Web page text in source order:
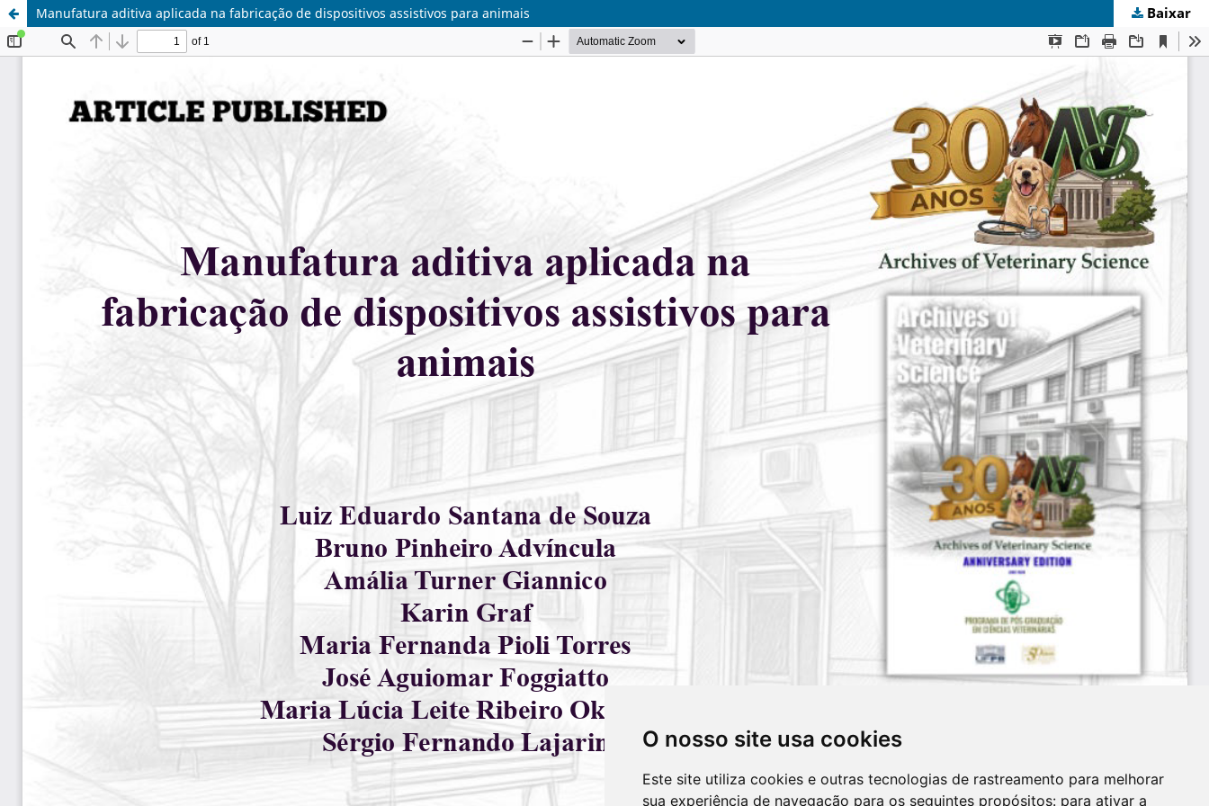
O nosso site usa cookies
Este site utiliza cookies e outras tecnologias de rastreamento para melhorar
sua experiência de navegação para os seguintes propósitos: para ativar a
Manufatura aditiva aplicada na fabricação de dispositivos assistivos para animais Baixar